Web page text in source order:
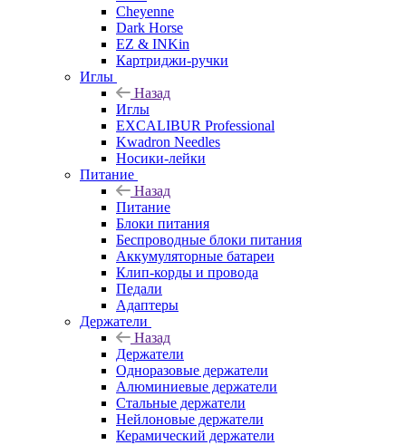
Cheyenne
Dark Horse
EZ & INKin
Картриджи-ручки
Иглы
Назад
Иглы
EXCALIBUR Professional
Kwadron Needles
Носики-лейки
Питание
Назад
Питание
Блоки питания
Беспроводные блоки питания
Аккумуляторные батареи
Клип-корды и провода
Педали
Адаптеры
Держатели
Назад
Держатели
Одноразовые держатели
Алюминиевые держатели
Стальные держатели
Нейлоновые держатели
Керамический держатели